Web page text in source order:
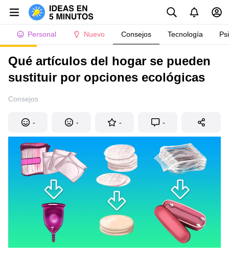
Personal Nuevo Consejos Tecnología
Qué artículos del hogar se pueden
sustituir por opciones ecológicas
Consejos
- - - -